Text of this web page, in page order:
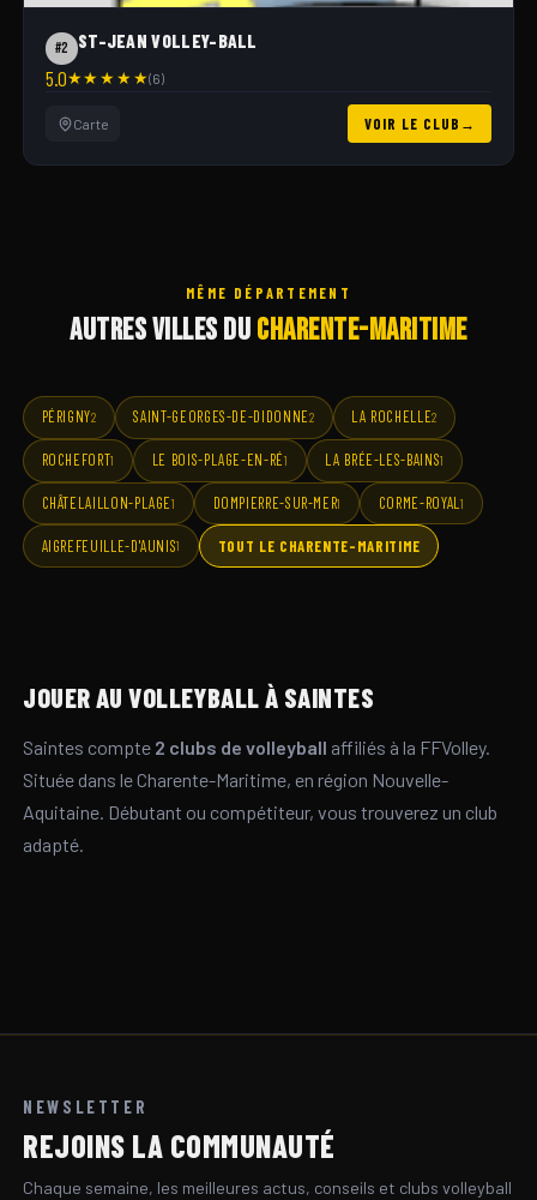
#2 ST-JEAN VOLLEY-BALL
5.0★★★★★(6)
Carte VOIR LE CLUB
MÊME DÉPARTEMENT
AUTRES VILLES DUCHARENTE-MARITIME
PÉRIGNY2 SAINT-GEORGES-DE-DIDONNE2 LA ROCHELLE2
ROCHEFORT1 LE BOIS-PLAGE-EN-RÉ1 LA BRÉE-LES-BAINS1
CHÂTELAILLON-PLAGE1 DOMPIERRE-SUR-MER1 CORME-ROYAL 1
AIGREFEUILLE-D'AUNIS1 TOUT LE CHARENTE-MARITIME
JOUER AU VOLLEYBALL À SAINTES
Saintes compte 2 clubs de volleyball affiliés à la FFVolley.
Située dans le Charente-Maritime, en région Nouvelle-
Aquitaine. Débutant ou compétiteur, vous trouverez un club
adapté.
NEWSLETTER
REJOINS LA COMMUNAUTÉ
Chaque semaine, les meilleures actus, conseils et clubs volleyball